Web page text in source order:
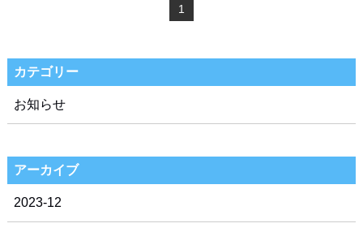
1
カテゴリー
お知らせ
アーカイブ
2023-12